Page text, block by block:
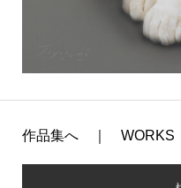
作品集へ ｜ WORKS